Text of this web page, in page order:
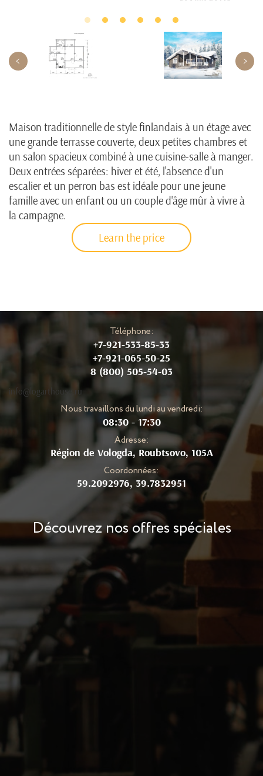
Maison traditionnelle de style finlandais à un étage avec
une grande terrasse couverte, deux petites chambres et
un salon spacieux combiné à une cuisine-salle à manger.
Deux entrées séparées: hiver et été, l'absence d'un
escalier et un perron bas est idéale pour une jeune
famille avec un enfant ou un couple d'âge mûr à vivre à
la campagne.
Learn the price
Téléphone:
+7-921-533-85-33
+7-921-065-50-25
8 (800) 505-54-03
info@logarthouse.ru
Nous travaillons du lundi au vendredi:
08:30 - 17:30
Adresse:
Région de Vologda, Roubtsovo, 105A
Coordonnées:
59.2092976, 39.7832951
Découvrez nos offres spéciales